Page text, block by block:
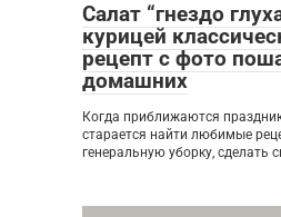
Салат “гнездо
курицей
рецепт с фото
домашних
Когда приближаются
старается найти любимые
генеральную уборку, сделать